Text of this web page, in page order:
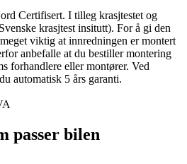
Certifisert. I tilleg krasjtestet og
krasjtest insitutt). For å gi den
viktig at innredningen er montert
anbefalle at du bestiller montering
forhandlere eller montører. Ved
automatisk 5 års garanti.
passer bilen